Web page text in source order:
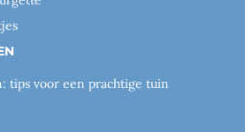
tips voor een prachtige tuin